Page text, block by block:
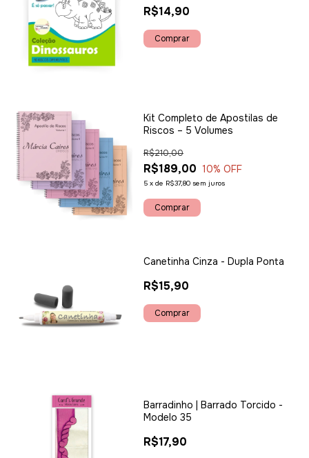
R$14,90
Kit Completo de Apostilas de
Riscos – 5 Volumes
R$189,00
R$210,00
10% OFF
5 x de R$37,80 sem juros
Canetinha Cinza - Dupla Ponta
R$15,90
Barradinho | Barrado Torcido -
Modelo 35
R$17,90